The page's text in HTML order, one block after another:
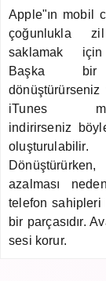
Apple"ın mobil
çoğunlukla
saklamak için
Başka bir
iTunes
indirirseniz
oluşturulabilir.
azalması
telefon sahipleri
bir parçasıdır.
sesi korur.